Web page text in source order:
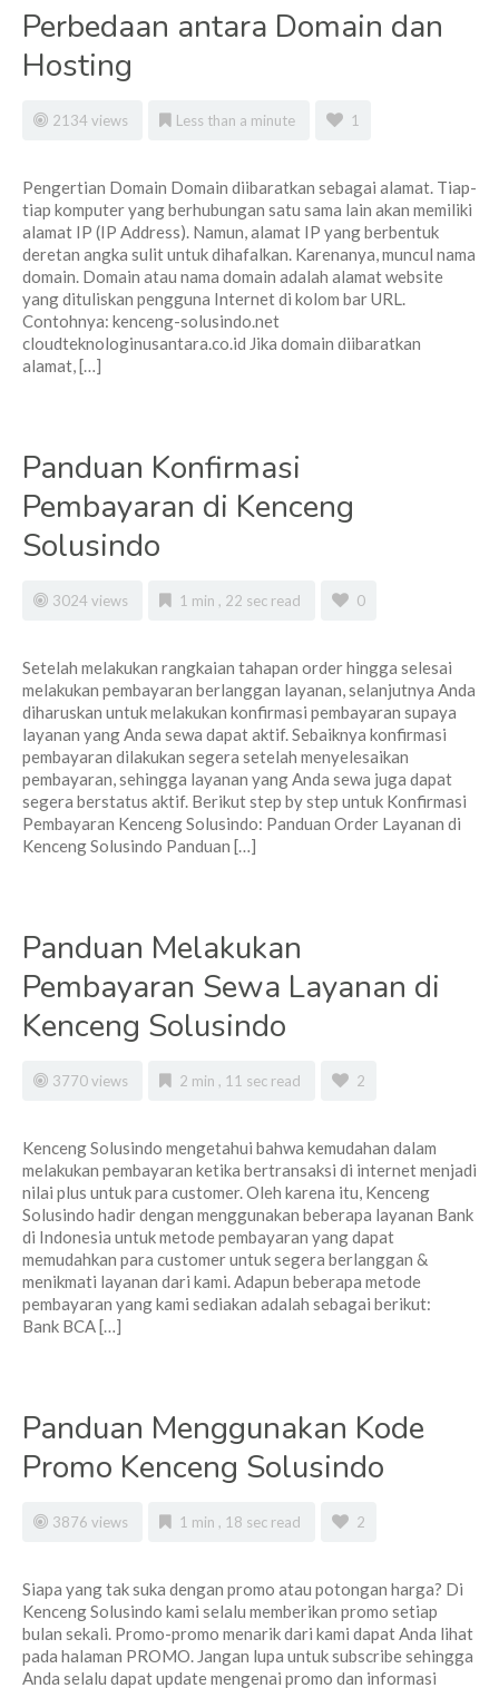
Perbedaan antara Domain dan
Hosting
2134 views Less than a minute 1
Pengertian Domain Domain diibaratkan sebagai alamat. Tiap-
tiap komputer yang berhubungan satu sama lain akan memiliki
alamat IP (IP Address). Namun, alamat IP yang berbentuk
deretan angka sulit untuk dihafalkan. Karenanya, muncul nama
domain. Domain atau nama domain adalah alamat website
yang dituliskan pengguna Internet di kolom bar URL.
Contohnya: kenceng-solusindo.net
cloudteknologinusantara.co.id Jika domain diibaratkan
alamat, […]
Panduan Konfirmasi
Pembayaran di Kenceng
Solusindo
3024 views 1 min , 22 sec read 0
Setelah melakukan rangkaian tahapan order hingga selesai
melakukan pembayaran berlanggan layanan, selanjutnya Anda
diharuskan untuk melakukan konfirmasi pembayaran supaya
layanan yang Anda sewa dapat aktif. Sebaiknya konfirmasi
pembayaran dilakukan segera setelah menyelesaikan
pembayaran, sehingga layanan yang Anda sewa juga dapat
segera berstatus aktif. Berikut step by step untuk Konfirmasi
Pembayaran Kenceng Solusindo: Panduan Order Layanan di
Kenceng Solusindo Panduan […]
Panduan Melakukan
Pembayaran Sewa Layanan di
Kenceng Solusindo
3770 views 2 min , 11 sec read 2
Kenceng Solusindo mengetahui bahwa kemudahan dalam
melakukan pembayaran ketika bertransaksi di internet menjadi
nilai plus untuk para customer. Oleh karena itu, Kenceng
Solusindo hadir dengan menggunakan beberapa layanan Bank
di Indonesia untuk metode pembayaran yang dapat
memudahkan para customer untuk segera berlanggan &
menikmati layanan dari kami. Adapun beberapa metode
pembayaran yang kami sediakan adalah sebagai berikut:
Bank BCA […]
Panduan Menggunakan Kode
Promo Kenceng Solusindo
3876 views 1 min , 18 sec read 2
Siapa yang tak suka dengan promo atau potongan harga? Di
Kenceng Solusindo kami selalu memberikan promo setiap
bulan sekali. Promo-promo menarik dari kami dapat Anda lihat
pada halaman PROMO. Jangan lupa untuk subscribe sehingga
Anda selalu dapat update mengenai promo dan informasi